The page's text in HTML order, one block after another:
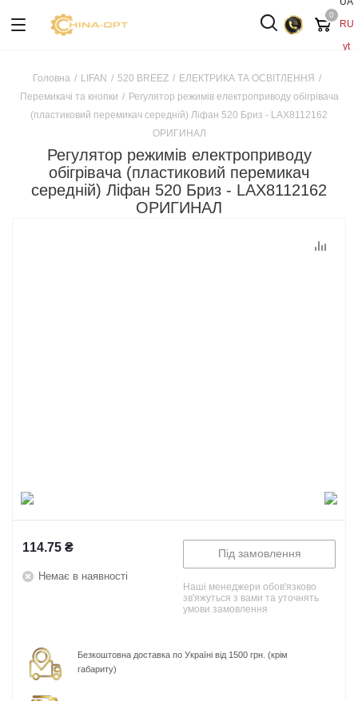
RU
yt
0
Головна / LIFAN / 520 BREEZ / ЕЛЕКТРИКА ТА ОСВІТЛЕННЯ /
Перемикачі та кнопки / Регулятор режимів електроприводу обігрівача
(пластиковий перемикач середній) Ліфан 520 Бриз - LAX8112162
ОРИГИНАЛ
Регулятор режимів електроприводу
обігрівача (пластиковий перемикач
середній) Ліфан 520 Бриз - LAX8112162
ОРИГИНАЛ
114.75 ₴
Немає в наявності
Під замовлення
Наші менеджери обов'язково
зв'яжуться з вами та уточнять
умови замовлення
Безкоштовна доставка по Україні від 1500 грн. (крім
габариту)